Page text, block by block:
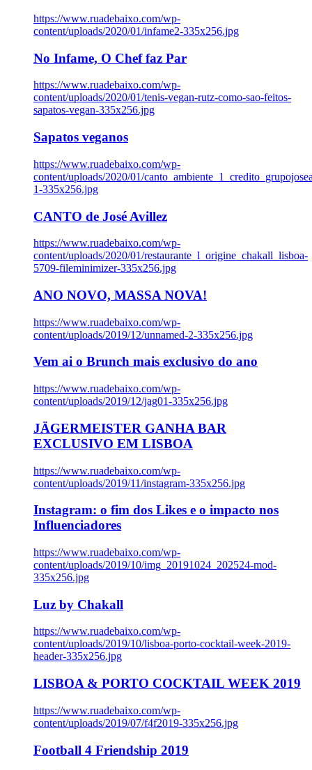
https://www.ruadebaixo.com/wp-
content/uploads/2020/01/infame2-335x256.jpg
No Infame, O Chef faz Par
https://www.ruadebaixo.com/wp-
content/uploads/2020/01/tenis-vegan-rutz-como-sao-feitos-
sapatos-vegan-335x256.jpg
Sapatos veganos
https://www.ruadebaixo.com/wp-
content/uploads/2020/01/
1-335x256.jpg
CANTO de José Avillez
https://www.ruadebaixo.com/wp-
content/uploads/2020/01/restaurante_l_origine_chakall_lisboa-
5709-fileminimizer-335x256.jpg
ANO NOVO, MASSA NOVA!
https://www.ruadebaixo.com/wp-
content/uploads/2019/12/unnamed-2-335x256.jpg
Vem ai o Brunch mais exclusivo do ano
https://www.ruadebaixo.com/wp-
content/uploads/2019/12/jag01-335x256.jpg
JÄGERMEISTER GANHA BAR
EXCLUSIVO EM LISBOA
https://www.ruadebaixo.com/wp-
content/uploads/2019/11/instagram-335x256.jpg
Instagram: o fim dos Likes e o impacto nos
Influenciadores
https://www.ruadebaixo.com/wp-
content/uploads/2019/10/img_20191024_202524-mod-
335x256.jpg
Luz by Chakall
https://www.ruadebaixo.com/wp-
content/uploads/2019/10/lisboa-porto-cocktail-week-2019-
header-335x256.jpg
LISBOA & PORTO COCKTAIL WEEK 2019
https://www.ruadebaixo.com/wp-
content/uploads/2019/07/f4f2019-335x256.jpg
Football 4 Friendship 2019